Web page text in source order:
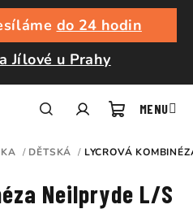
do 24 hodin
Jílové u Prahy
košík
/ DĚTSKÁ / LYCROVÁ
Neilpryde L/S